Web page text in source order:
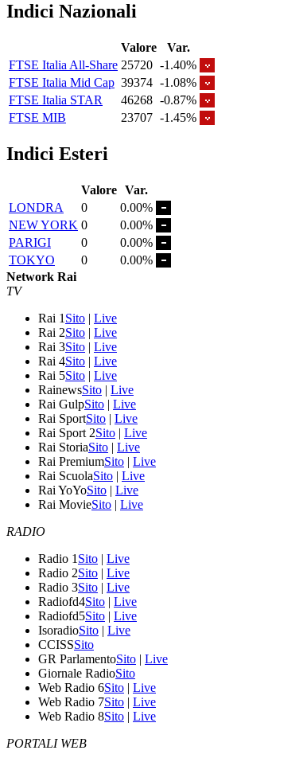
Indici Nazionali
Valore
Var.
FTSE Italia All-Share 25720 -1.40%
FTSE Italia Mid Cap 39374 -1.08%
FTSE Italia STAR
46268 -0.87%
FTSE MIB
23707 -1.45%
Indici Esteri
Valore Var.
LONDRA
0
0.00%
NEW YORK 0
0.00%
PARIGI
0
0.00%
TOKYO
0
0.00%
Network Rai
TV
Rai 1 Sito | Live
Rai 2Sito | Live
Rai 3Sito | Live
Rai 4Sito | Live
Rai 5Sito | Live
RainewsSito | Live
Rai GulpSito | Live
Rai SportSito | Live
Rai Sport 2Sito | Live
Rai StoriaSito | Live
Rai PremiumSito | Live
Rai ScuolaSito | Live
Rai YoYoSito | Live
Rai MovieSito | Live
RADIO
Radio 1 Sito | Live
Radio 2Sito | Live
Radio 3Sito | Live
Radiofd4Sito | Live
Radiofd5Sito | Live
IsoradioSito | Live
CCISSSito
GR ParlamentoSito | Live
Giornale RadioSito
Web Radio 6Sito | Live
Web Radio 7Sito | Live
Web Radio 8Sito | Live
PORTALI WEB